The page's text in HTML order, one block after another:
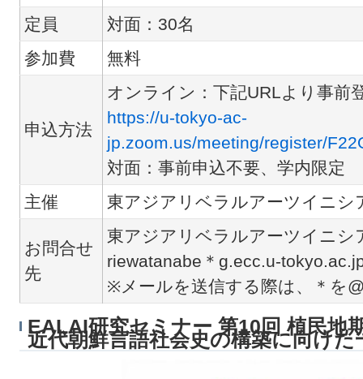
定員
対面：30名
参加費
無料
申込方法
オンライン：下記URLより事前
https://u-tokyo-ac-
jp.zoom.us/meeting/register/
対面：事前申込不要、学内限定
主催
東アジアリベラルアーツイニシ
お問合せ
先
東アジアリベラルアーツイニシ
riewatanabe＊g.ecc.u-
※メールを送信する際は、＊を
EALAI研究セミナー 第10回 植民地
近代朝鮮言語社会史の構築に向けた